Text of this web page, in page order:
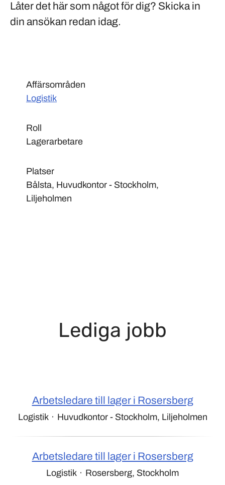
Låter det här som något för dig? Skicka in
din ansökan redan idag.
Affärsområden
Logistik
Roll
Lagerarbetare
Platser
Bålsta, Huvudkontor - Stockholm,
Liljeholmen
Lediga jobb
Arbetsledare till lager i Rosersberg
Logistik · Huvudkontor - Stockholm, Liljeholmen
Arbetsledare till lager i Rosersberg
Logistik · Rosersberg, Stockholm